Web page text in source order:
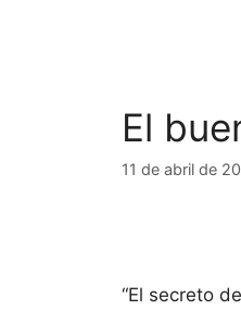
El
11 de abril de
“El secreto